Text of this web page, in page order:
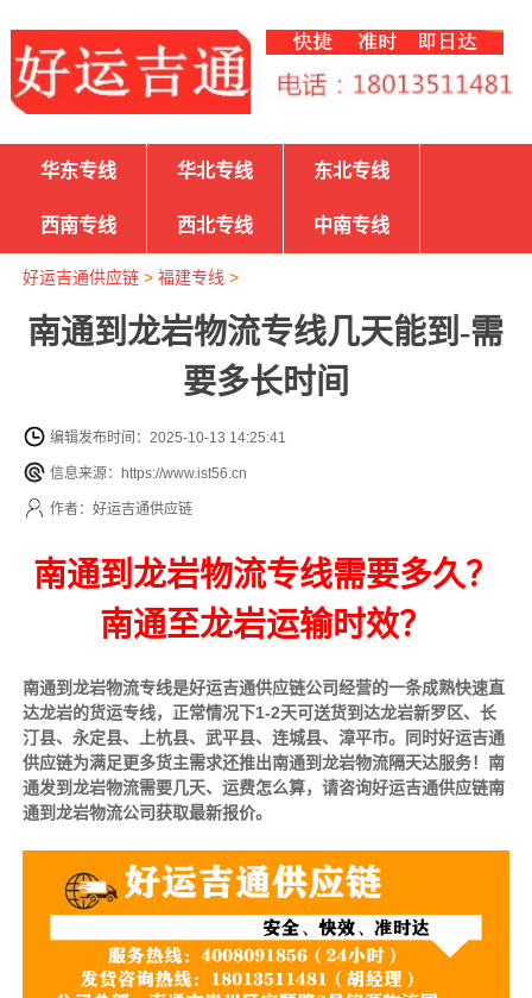
华东专线 华北专线 东北专线
西南专线 西北专线 中南专线
好运吉通供应链> 福建专线 >
南通到龙岩物流专线几天能到-需
要多长时间
编辑发布时间：2025-10-13 14:25:41
信息来源：https://www.ist56.cn
作者：好运吉通供应链
南通到龙岩物流专线需要多久？
南通至龙岩运输时效？
南通到龙岩物流专线是好运吉通供应链公司经营的一条成熟快速直
达龙岩的货运专线，正常情况下1-2天可送货到达龙岩新罗区、长
汀县、永定县、上杭县、武平县、连城县、漳平市。同时好运吉通
供应链为满足更多货主需求还推出南通到龙岩物流隔天达服务！南
通发到龙岩物流需要几天、运费怎么算，请咨询好运吉通供应链南
通到龙岩物流公司获取最新报价。